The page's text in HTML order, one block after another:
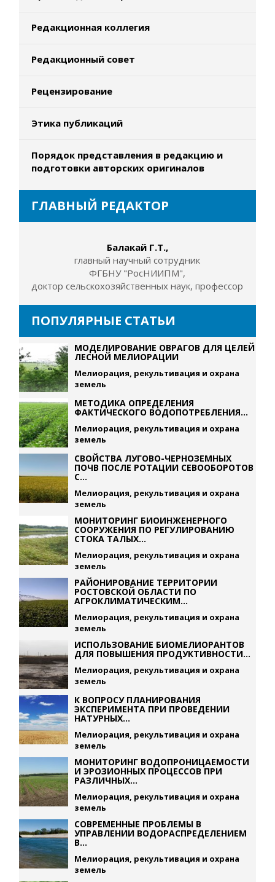
Редакционная коллегия
Редакционный совет
Рецензирование
Этика публикаций
Порядок представления в редакцию и
подготовки авторских оригиналов
ГЛАВНЫЙ РЕДАКТОР
Балакай Г.Т.,
главный научный сотрудник
ФГБНУ "РосНИИПМ",
доктор сельскохозяйственных наук, профессор
ПОПУЛЯРНЫЕ СТАТЬИ
МОДЕЛИРОВАНИЕ ОВРАГОВ ДЛЯ ЦЕЛЕЙ
ЛЕСНОЙ МЕЛИОРАЦИИ
Мелиорация, рекультивация и охрана
земель
МЕТОДИКА ОПРЕДЕЛЕНИЯ
ФАКТИЧЕСКОГО ВОДОПОТРЕБЛЕНИЯ...
Мелиорация, рекультивация и охрана
земель
СВОЙСТВА ЛУГОВО-ЧЕРНОЗЕМНЫХ
ПОЧВ ПОСЛЕ РОТАЦИИ СЕВООБОРОТОВ
С...
Мелиорация, рекультивация и охрана
земель
МОНИТОРИНГ БИОИНЖЕНЕРНОГО
СООРУЖЕНИЯ ПО РЕГУЛИРОВАНИЮ
СТОКА ТАЛЫХ...
Мелиорация, рекультивация и охрана
земель
РАЙОНИРОВАНИЕ ТЕРРИТОРИИ
РОСТОВСКОЙ ОБЛАСТИ ПО
АГРОКЛИМАТИЧЕСКИМ...
Мелиорация, рекультивация и охрана
земель
ИСПОЛЬЗОВАНИЕ БИОМЕЛИОРАНТОВ
ДЛЯ ПОВЫШЕНИЯ ПРОДУКТИВНОСТИ...
Мелиорация, рекультивация и охрана
земель
К ВОПРОСУ ПЛАНИРОВАНИЯ
ЭКСПЕРИМЕНТА ПРИ ПРОВЕДЕНИИ
НАТУРНЫХ...
Мелиорация, рекультивация и охрана
земель
МОНИТОРИНГ ВОДОПРОНИЦАЕМОСТИ
И ЭРОЗИОННЫХ ПРОЦЕССОВ ПРИ
РАЗЛИЧНЫХ...
Мелиорация, рекультивация и охрана
земель
СОВРЕМЕННЫЕ ПРОБЛЕМЫ В
УПРАВЛЕНИИ ВОДОРАСПРЕДЕЛЕНИЕМ
В...
Мелиорация, рекультивация и охрана
земель